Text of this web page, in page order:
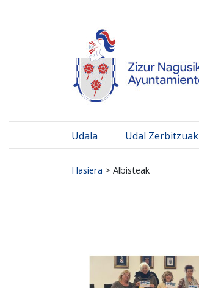
Udala Udal Zerbitzuak
Hasiera > Albisteak